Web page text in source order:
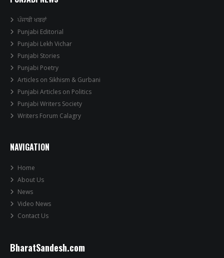
ਪੰਜਾਬੀ ਖਬਰਾਂ
Punjabi Editorial
Punjabi Lekh Vichar
Punjabi Stories
Punjabi Poetry
Articles on Sikhism & Gurbani
Punjabi Articles on Politics
Punjabi Writers Society
Writers Forum Calagry
NAVIGATION
Home
About Us
News
Video News
Contact Us
BharatSandesh.com